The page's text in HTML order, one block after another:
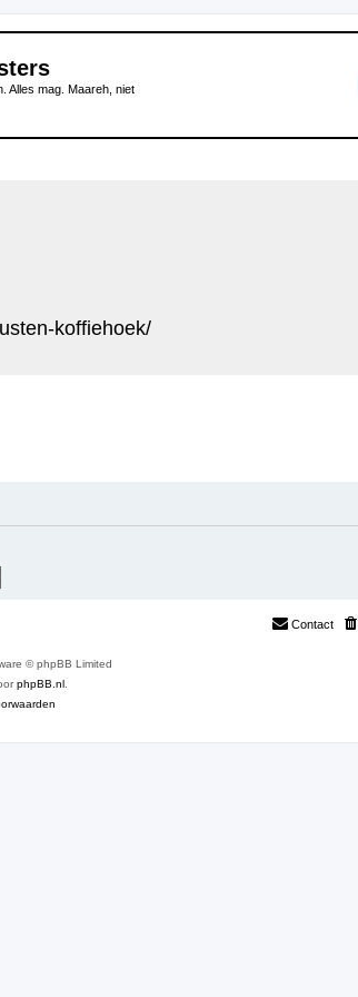
Alles mag. Maareh, niet
koffiehoek/
Contact
© phpBB Limited
phpBB.nl